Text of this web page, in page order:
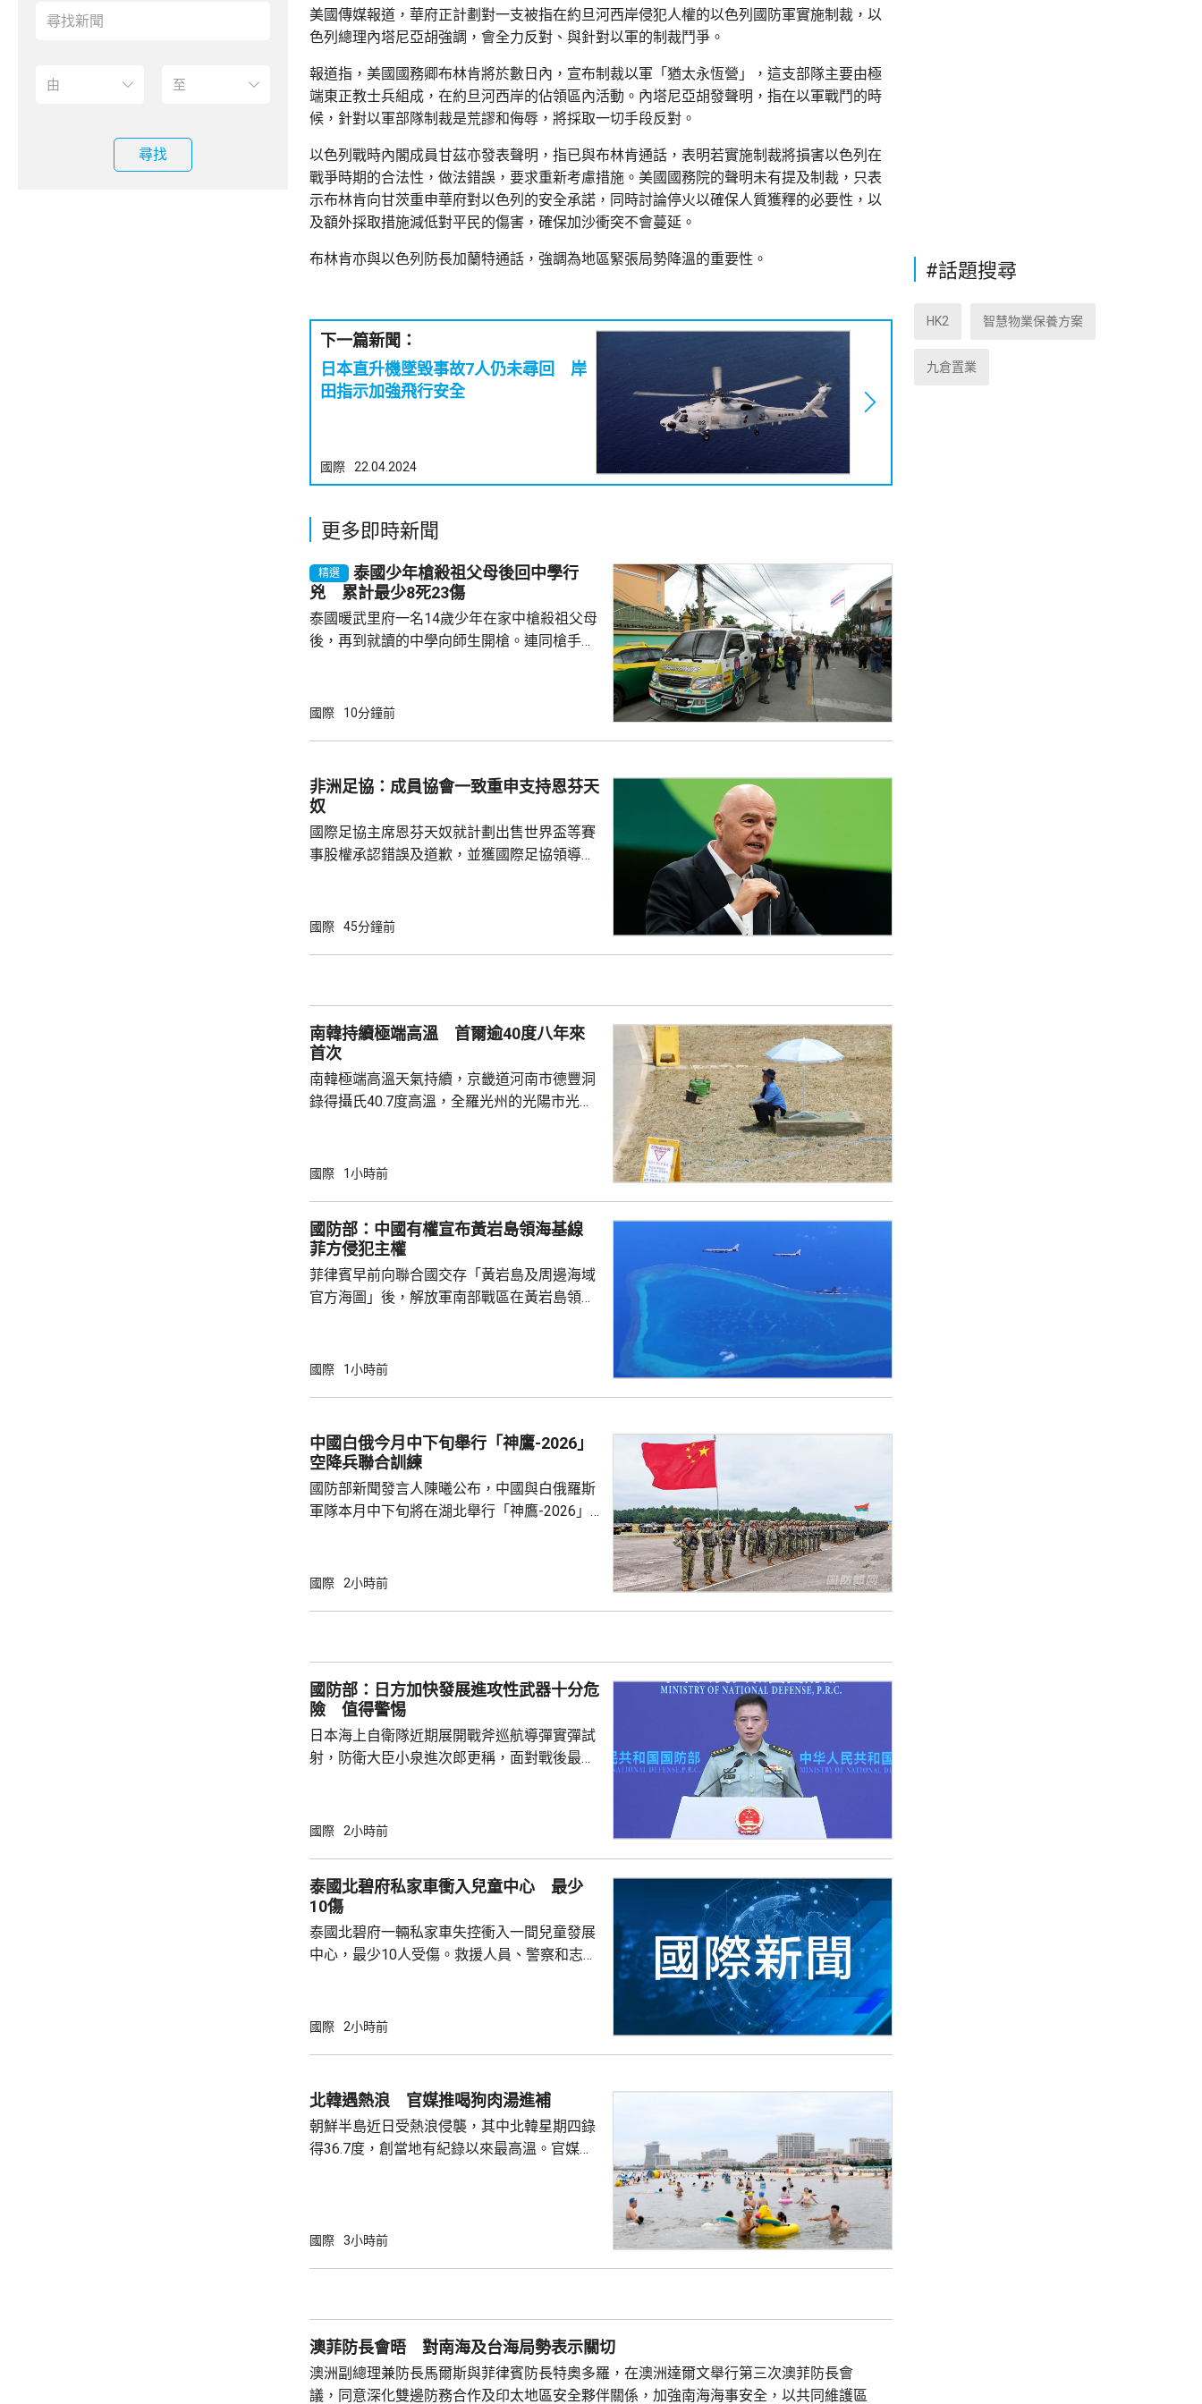
尋找
美國傳媒報道，華府正計劃對一支被指在約旦河西岸侵犯人權的以色列國防軍實施制裁，以
色列總理內塔尼亞胡強調，會全力反對、與針對以軍的制裁鬥爭。
報道指，美國國務卿布林肯將於數日內，宣布制裁以軍「猶太永恆營」，這支部隊主要由極
端東正教士兵組成，在約旦河西岸的佔領區內活動。內塔尼亞胡發聲明，指在以軍戰鬥的時
候，針對以軍部隊制裁是荒謬和侮辱，將採取一切手段反對。
以色列戰時內閣成員甘茲亦發表聲明，指已與布林肯通話，表明若實施制裁將損害以色列在
戰爭時期的合法性，做法錯誤，要求重新考慮措施。美國國務院的聲明未有提及制裁，只表
示布林肯向甘茨重申華府對以色列的安全承諾，同時討論停火以確保人質獲釋的必要性，以
及額外採取措施減低對平民的傷害，確保加沙衝突不會蔓延。
布林肯亦與以色列防長加蘭特通話，強調為地區緊張局勢降溫的重要性。
下一篇新聞：
日本直升機墜毀事故7人仍未尋回 岸
田指示加強飛行安全
國際 22.04.2024
更多即時新聞
精選
泰國少年槍殺祖父母後回中學行
兇 累計最少8死23傷
泰國暖武里府一名14歲少年在家中槍殺祖父母
後，再到就讀的中學向師生開槍。連同槍手在
警方指，槍手當地早上先在家中，用祖父的9
槍手曾在課室外的走廊行過，亦有人拍到他為
手槍換子彈。校方事後疏散學生，警方圍封校
園，共檢獲34發子彈。調查指...
國際 10分鐘前
非洲足協：成員協會一致重申支持恩芬天
奴
國際足協主席恩芬天奴就計劃出售世界盃等賽
事股權承認錯誤及道歉，並獲國際足協領導層
非洲足球的支持。主席莫特塞佩表示，歡迎國
申，對恩芬天奴擔任國際足協主席已失去信
心，只要他繼續留任，將抵制未來的世界盃...
國際 45分鐘前
南韓持續極端高溫 首爾逾40度八年來
首次
南韓極端高溫天氣持續，京畿道河南市德豐洞
錄得攝氏40.7度高溫，全羅光州的光陽市光陽
越、京畿道驪州市金沙面，及慶尚南道密陽市
溫超過33度，是自1973年有紀錄以來同期第
四高。夜間最低氣溫保持在25度或以上的「熱
帶夜」亦...
國際 1小時前
國防部：中國有權宣布黃岩島領海基線
菲方侵犯主權
菲律賓早前向聯合國交存「黃岩島及周邊海域
官方海圖」後，解放軍南部戰區在黃岩島領
被菲方批評是非法行為。 國防部新聞發言人陳
據國際法宣布黃岩島領海基線的國家，譴責菲
方行徑嚴重侵犯中國領土主權，違反國際法與
國際 1小時前
中國白俄今月中下旬舉行「神鷹-2026」
空降兵聯合訓練
國防部新聞發言人陳曦公布，中國與白俄羅斯
軍隊本月中下旬將在湖北舉行「神鷹-2026」
剿與固守等演練，是雙方第4次舉行有關系列
恐行動為背景的「雄鷹突擊-2024」陸軍聯合
訓練。至於「神鷹」系列對上一次...
國際 2小時前
國防部：日方加快發展進攻性武器十分危
險 值得警惕
日本海上自衛隊近期展開戰斧巡航導彈實彈試
射，防衛大臣小泉進次郎更稱，面對戰後最嚴
批評日方加快發展進攻性武器的動向日益猖
守防衛規制，加速推進再軍事化的藉口。 陳曦
說，真正威脅日本安全、地區和平穩定的，恰
恰是日本國內謀求擴軍備武、加速再軍事化...
國際 2小時前
泰國北碧府私家車衝入兒童中心 最少
10傷
泰國北碧府一輛私家車失控衝入一間兒童發展
中心，最少10人受傷。救援人員、警察和志願
國際 2小時前
北韓遇熱浪 官媒推喝狗肉湯進補
朝鮮半島近日受熱浪侵襲，其中北韓星期四錄
得36.7度，創當地有紀錄以來最高溫。官媒
食品進補。《勞動新聞》另一篇專題文章形容
國際 3小時前
澳菲防長會晤 對南海及台海局勢表示關切
澳洲副總理兼防長馬爾斯與菲律賓防長特奧多羅，在澳洲達爾文舉行第三次澳菲防長會
議，同意深化雙邊防務合作及印太地區安全夥伴關係，加強南海海事安全，以共同維護區
#話題搜尋
HK2 智慧物業保養方案
九倉置業